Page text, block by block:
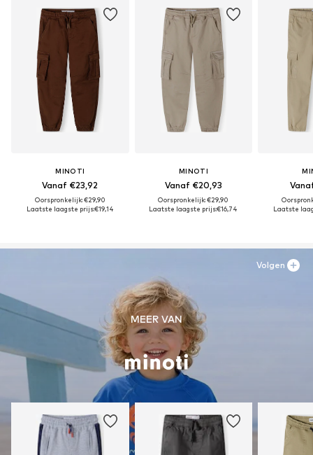
MINOTI
Vanaf €23,92
Oorspronkelijk: €29,90
Laatste laagste prijs:€19,14
MINOTI
Vanaf €20,93
Oorspronkelijk: €29,90
Laatste laagste prijs:€16,74
Laatste
MEER VAN
Volgen